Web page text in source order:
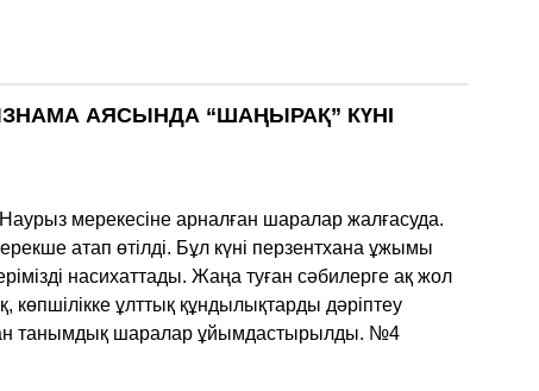
АЯСЫНДА “ШАҢЫРАҚ” КҮНІ
мерекесіне арналған шаралар жалғасуда.
атап өтілді. Бұл күні перзентхана ұжымы
насихаттады. Жаңа туған сәбилерге ақ жол
ұлттық құндылықтарды дәріптеу
танымдық шаралар ұйымдастырылды. №4